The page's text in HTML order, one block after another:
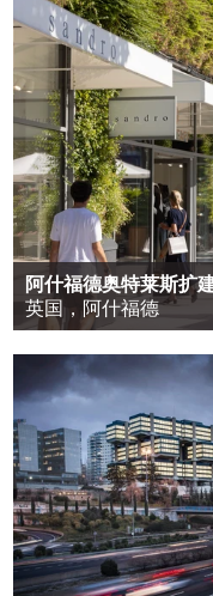
阿什福德奥特莱斯扩
英国，阿什福德